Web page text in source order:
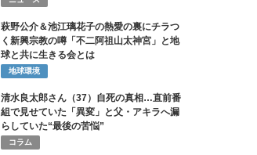
萩野公介＆池江璃花子の熱愛の裏にチラつ
く新興宗教の噂「不二阿祖山太神宮」と地
球と共に生きる会とは
地球環境
清水良太郎さん（37）自死の真相…直前番
組で見せていた「異変」と父・アキラへ漏
らしていた“最後の苦悩”
コラム